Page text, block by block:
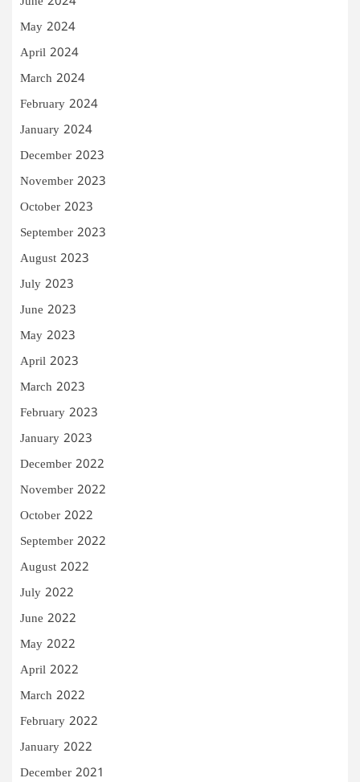
May 2024
April 2024
March 2024
February 2024
January 2024
December 2023
November 2023
October 2023
September 2023
August 2023
July 2023
June 2023
May 2023
April 2023
March 2023
February 2023
January 2023
December 2022
November 2022
October 2022
September 2022
August 2022
July 2022
June 2022
May 2022
April 2022
March 2022
February 2022
January 2022
December 2021